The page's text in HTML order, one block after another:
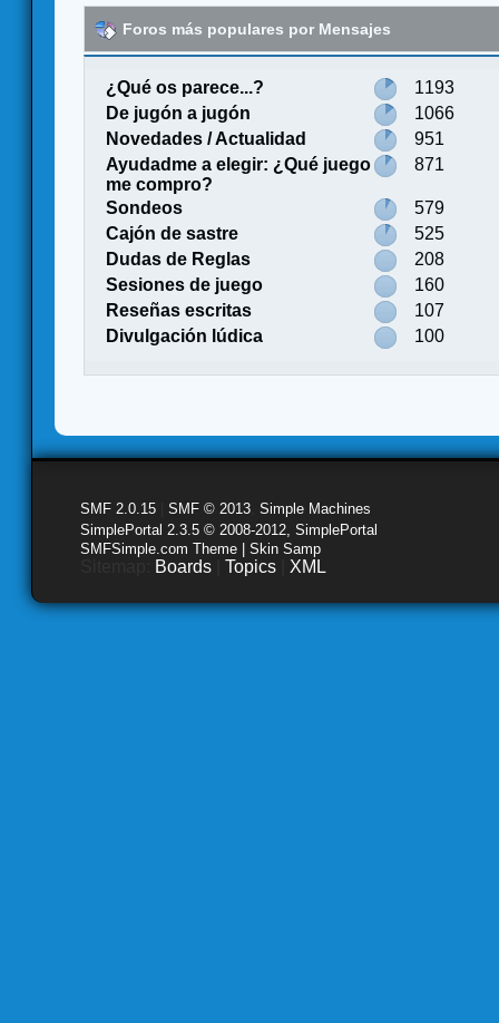
Foros más populares por Mensajes
¿Qué os parece...?
1193
De jugón a jugón
1066
Novedades / Actualidad
951
Ayudadme a elegir: ¿Qué juego
me compro?
871
Sondeos
579
Cajón de sastre
525
Dudas de Reglas
208
Sesiones de juego
160
Reseñas escritas
107
Divulgación lúdica
100
SMF 2.0.15 SMF © 2013 Simple Machines
SimplePortal 2.3.5 © 2008-2012, SimplePortal
SMFSimple.com Theme | Skin Samp
Boards Topics XML